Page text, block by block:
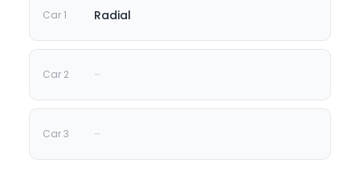
Radial
-
-